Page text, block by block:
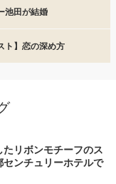
池田が結婚
ト】恋の深め方
リボンモチーフのス
ンチュリーホテルで